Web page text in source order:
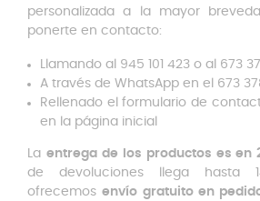
personalizada a la mayor
ponerte en contacto:
Llamando al 945 101 423 o al 673
A través de WhatsApp en el 673
Rellenado el formulario de
en la página inicial
La entrega de los productos es en
de devoluciones llega hasta
ofrecemosenvío gratuito en